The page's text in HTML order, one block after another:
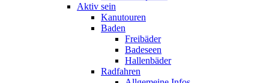
Aktiv sein
Kanutouren
Baden
Freibäder
Badeseen
Hallenbäder
Radfahren